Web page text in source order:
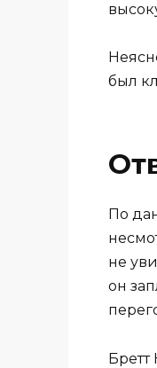
был
По
не
он